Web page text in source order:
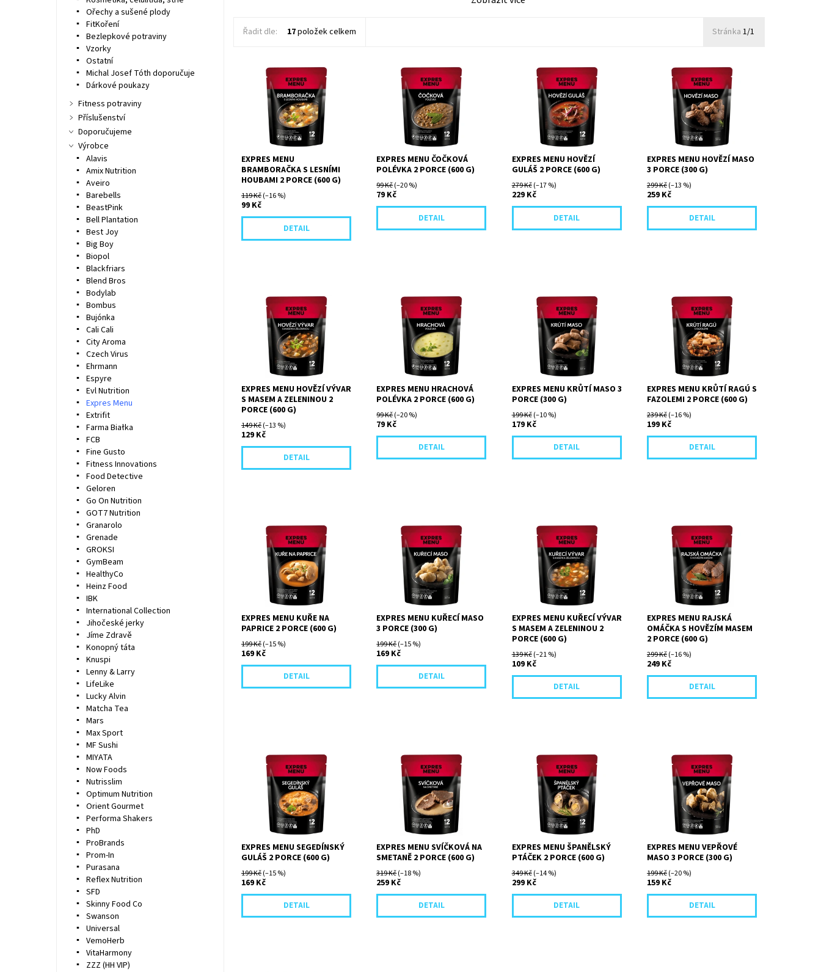
Řadit dle: 17položek celkem Stránka 1/1
Vydatná zeleninová polévka
připravená na cibulovém
základu, kořeněná
majoránkou a
pepřem. Výraznou chuť
dodávají polévce...
EXPRES MENU
BRAMBORAČKA S LESNÍMI
HOUBAMI 2 PORCE (600 G)
119 Kč(–16 %)
99 Kč
DETAIL
Jednoduchá, výživná a chutná
polévka s vysokým podílem
bílkovin, vlákniny a minerálů.
EXPRES MENU ČOČKOVÁ
POLÉVKA 2 PORCE (600 G)
99 Kč(–20 %)
79 Kč
DETAIL
Libové kousky hovězího masa
dušené doměkka v omáčce
na cibulovém základu se
sladkou paprikou, podlité
taženým vývarem,...
EXPRES MENU HOVĚZÍ
GULÁŠ 2 PORCE (600 G)
279 Kč(–17 %)
229 Kč
DETAIL
Kousky hovězí plece dušené
doměkka ve vlastní šťávě,
dochucené jen solí.
EXPRES MENU HOVĚZÍ MASO
3 PORCE (300 G)
299 Kč(–13 %)
259 Kč
DETAIL
Silný, pomalu tažený vývar
s kousky masa a kořenové
zeleniny.
EXPRES MENU HOVĚZÍ VÝVAR
S MASEM A ZELENINOU 2
PORCE (600 G)
149 Kč(–13 %)
129 Kč
DETAIL
Hustá polévka ze sušeného
zeleného hrachu s cibulí,
česnekem a majoránkou.
EXPRES MENU HRACHOVÁ
POLÉVKA 2 PORCE (600 G)
99 Kč(–20 %)
79 Kč
DETAIL
Kousky masa z krůtích stehen
dušené doměkka ve vlastní
šťávě, dochucené jen solí.
EXPRES MENU KRŮTÍ MASO 3
PORCE (300 G)
199 Kč(–10 %)
179 Kč
DETAIL
Inspirováno tradičním
francouzským jídlem
Cassoulet. Během pomalého
vaření se bílé fazole, krůtí
maso, kořenová zelenina,...
EXPRES MENU KRŮTÍ RAGÚ S
FAZOLEMI 2 PORCE (600 G)
239 Kč(–16 %)
199 Kč
DETAIL
Šťavnaté kousky masa
z kuřecích stehen, dušené
doměkka v omáčce na
cibulovém základu se sladkou
paprikou. Omáčka je...
EXPRES MENU KUŘE NA
PAPRICE 2 PORCE (600 G)
199 Kč(–15 %)
169 Kč
DETAIL
Kousky kuřecího stehenního
masa dušené doměkka ve
vlastní šťávě, lehce osolené.
Vhodný základ pro spoustu
chutných jídel.
EXPRES MENU KUŘECÍ MASO
3 PORCE (300 G)
199 Kč(–15 %)
169 Kč
DETAIL
Základem polévky je pomalu
tažený vývar s kvalitní
kořenovou zeleninou
a kousky libového kuřecího
EXPRES MENU KUŘECÍ VÝVAR
S MASEM A ZELENINOU 2
PORCE (600 G)
139 Kč(–21 %)
109 Kč
DETAIL
Libové plátky hovězího masa
dušené v omáčce z kořenové
zeleniny, cibule a rajčatového
protlaku. Omáčka je...
EXPRES MENU RAJSKÁ
OMÁČKA S HOVĚZÍM MASEM
2 PORCE (600 G)
299 Kč(–16 %)
249 Kč
DETAIL
Omáčka s dušeným kysaným
zelím, mletou paprikou
a kousky libového vepřového
masa, zjemněná smetanou.
EXPRES MENU SEGEDÍNSKÝ
GULÁŠ 2 PORCE (600 G)
199 Kč(–15 %)
169 Kč
DETAIL
Lahodná smetanová omáčka
z kořenové zeleniny
a divokého koření, s křehkými
plátky zadního hovězího
EXPRES MENU SVÍČKOVÁ NA
SMETANĚ 2 PORCE (600 G)
319 Kč(–18 %)
259 Kč
DETAIL
Křehká roláda z hovězího
masa ručně plněná okurkou,
vajíčkem a uzeným špekem,
s jemnou omáčkou
z taženého...
EXPRES MENU ŠPANĚLSKÝ
PTÁČEK 2 PORCE (600 G)
349 Kč(–14 %)
299 Kč
DETAIL
Kousky vepřové plece
dušené doměkka ve vlastní
šťávě, dochucené jen solí.
EXPRES MENU VEPŘOVÉ
MASO 3 PORCE (300 G)
199 Kč(–20 %)
159 Kč
DETAIL
Ořechy a sušené plody
FitKoření
Bezlepkové potraviny
Vzorky
Ostatní
Michal Josef Tóth doporučuje
Dárkové poukazy
Fitness potraviny
Příslušenství
Doporučujeme
Výrobce
Alavis
Amix Nutrition
Aveiro
Barebells
BeastPink
Bell Plantation
Best Joy
Big Boy
Biopol
Blackfriars
Blend Bros
Bodylab
Bombus
Bujónka
Cali Cali
City Aroma
Czech Virus
Ehrmann
Espyre
Evl Nutrition
Expres Menu
Extrifit
Farma Białka
FCB
Fine Gusto
Fitness Innovations
Food Detective
Geloren
Go On Nutrition
GOT7 Nutrition
Granarolo
Grenade
GROKSI
GymBeam
HealthyCo
Heinz Food
IBK
International Collection
Jihočeské jerky
Jíme Zdravě
Konopný táta
Knuspi
Lenny & Larry
LifeLike
Lucky Alvin
Matcha Tea
Mars
Max Sport
MF Sushi
MIYATA
Now Foods
Nutrisslim
Optimum Nutrition
Orient Gourmet
Performa Shakers
PhD
ProBrands
Prom-In
Purasana
Reflex Nutrition
SFD
Skinny Food Co
Swanson
Universal
VemoHerb
VitaHarmony
ZZZ (HH VIP)